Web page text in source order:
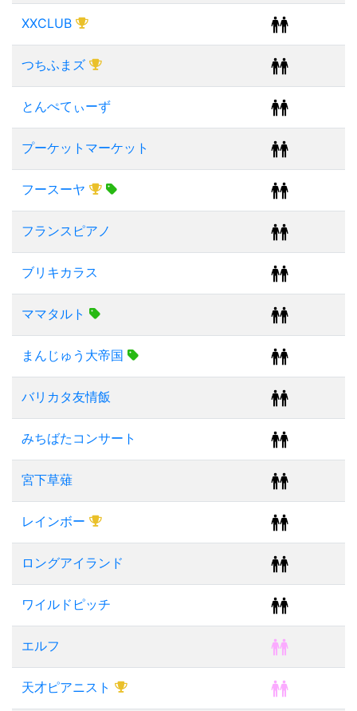
XXCLUB
つちふまズ
とんぺてぃーず
プーケットマーケット
フースーヤ
フランスピアノ
ブリキカラス
ママタルト
まんじゅう大帝国
バリカタ友情飯
みちばたコンサート
宮下草薙
レインボー
ロングアイランド
ワイルドピッチ
エルフ
天才ピアニスト